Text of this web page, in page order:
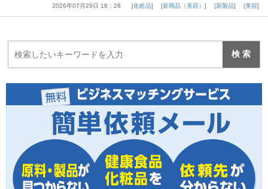
2026年07月29日 18：28 化粧品 新商品（美容） 新製品 美容